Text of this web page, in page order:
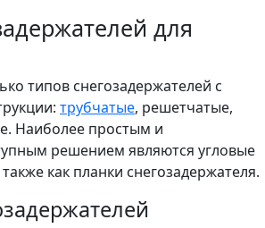
для
типов снегозадержателей с
трубчатые, решетчатые,
Наиболее простым и
решением являются угловые
как планки снегозадержателя.